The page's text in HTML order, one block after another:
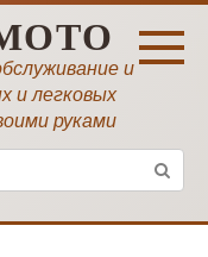
и
и легковых
руками